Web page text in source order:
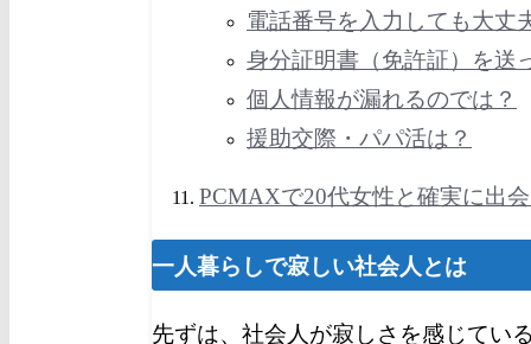
電話番号を入力しても大丈
身分証明書（免許証）を送
個人情報が漏れるのでは？
援助交際・パパ活は？
PCMAXで20代女性と確実に出
一人暮らしで寂しい社会人とは
先ずは、社会人が寂しさを感じてい